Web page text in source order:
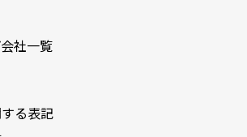
社一覧
る表記